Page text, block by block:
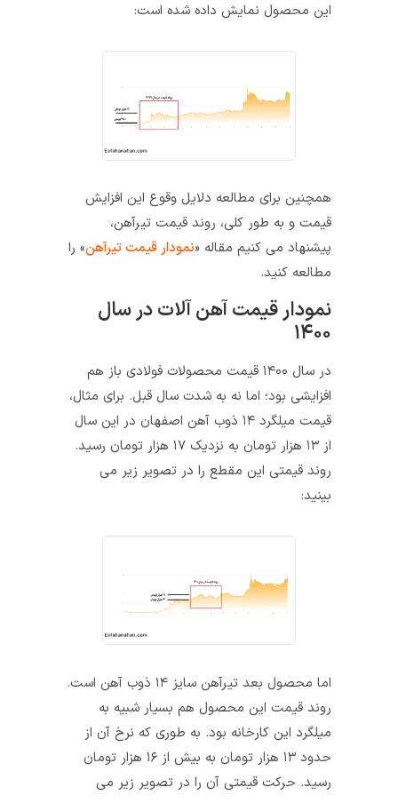
این محصول نمایش داده شده است:
همچنین برای مطالعه دلایل وقوع این افزایش
قیمت و به طور کلی، روند قیمت تیرآهن،
پیشنهاد می کنیم مقاله «نمودار قیمت تیرآهن» را
مطالعه کنید.
نمودار قیمت آهن آلات در سال
در سال ۱۴۰۰ قیمت محصولات فولادی باز هم
افزایشی بود؛ اما نه به شدت سال قبل. برای مثال،
قیمت میلگرد ۱۴ ذوب آهن اصفهان در این سال
از ۱۳ هزار تومان به نزدیک ۱۷ هزار تومان رسید.
روند قیمتی این مقطع را در تصویر زیر می
اما محصول بعد تیرآهن سایز ۱۴ ذوب آهن است.
روند قیمت این محصول هم بسیار شبیه به
میلگرد این کارخانه بود. به طوری که نرخ آن از
حدود ۱۳ هزار تومان به بیش از ۱۶ هزار تومان
رسید. حرکت قیمتی آن را در تصویر زیر می